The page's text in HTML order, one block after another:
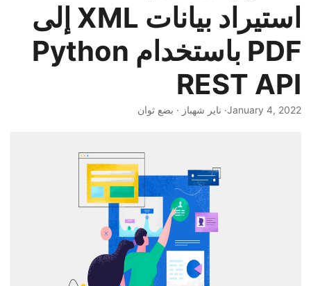
استيراد بيانات XML إلى
PDF باستخدام Python
REST API
January 4, 2022· ناير شهباز · بضع ثوان